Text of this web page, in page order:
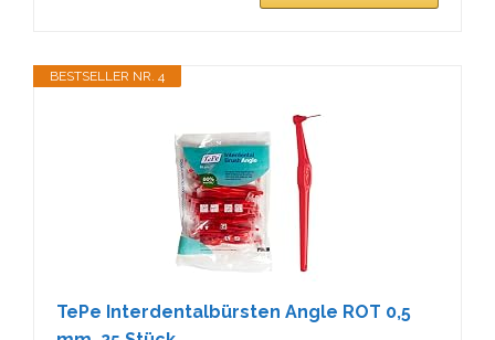
BESTSELLER NR. 4
TePe Interdentalbürsten Angle ROT 0,5